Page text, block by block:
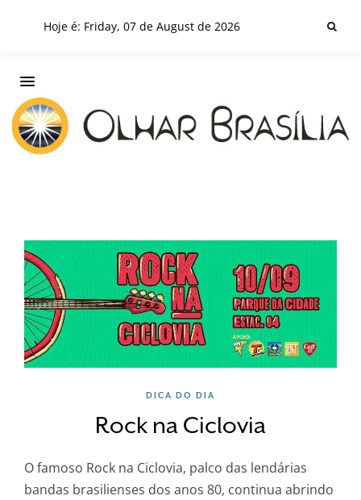
Hoje é: Friday, 07 de August de 2026
DICA DO DIA
Rock na Ciclovia
O famoso Rock na Ciclovia, palco das lendárias
bandas brasilienses dos anos 80, continua abrindo